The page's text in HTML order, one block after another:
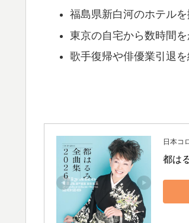
福島県新白河のホテル
東京の自宅から数時間
歌手復帰や俳優業引退
日本コ
都は